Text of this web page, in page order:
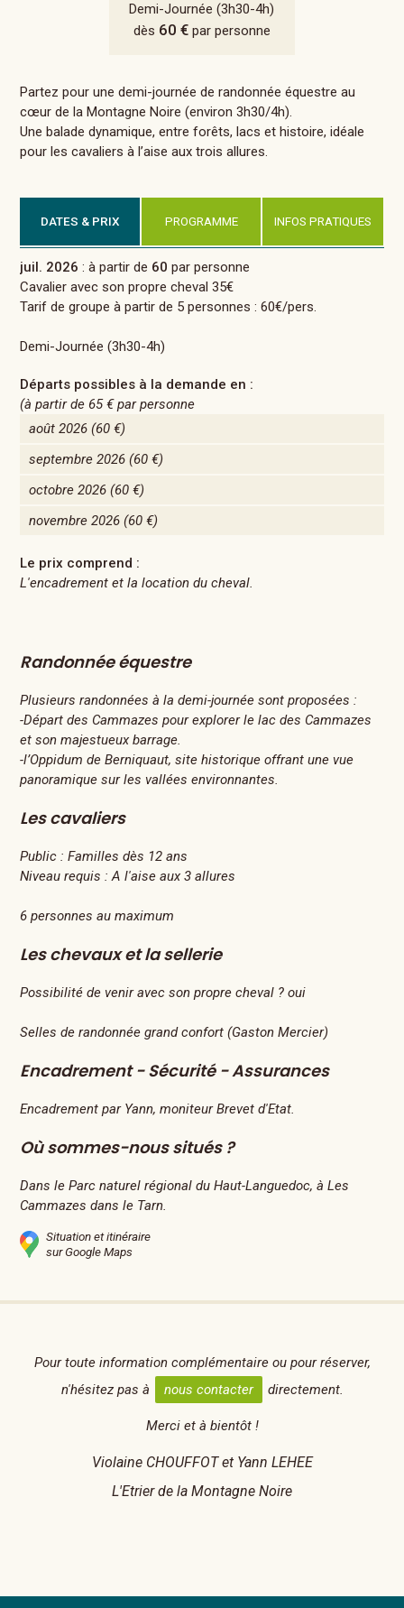
Demi-Journée (3h30-4h)
dès 60 €par personne
Partez pour une demi-journée de randonnée équestre au
cœur de la Montagne Noire (environ 3h30/4h).
Une balade dynamique, entre forêts, lacs et histoire, idéale
pour les cavaliers à l’aise aux trois allures.
DATES & PRIX PROGRAMME INFOS PRATIQUES
juil. 2026 : à partir de 60 par personne
Cavalier avec son propre cheval 35€
Tarif de groupe à partir de 5 personnes : 60€/pers.
Demi-Journée (3h30-4h)
Départs possibles à la demande en :
(à partir de 65 €par personne
août 2026 (60 €)
septembre 2026 (60 €)
octobre 2026 (60 €)
novembre 2026 (60 €)
Le prix comprend :
L'encadrement et la location du cheval.
Randonnée équestre
Plusieurs randonnées à la demi-journée sont proposées :
-Départ des Cammazes pour explorer le lac des Cammazes
et son majestueux barrage.
-l’Oppidum de Berniquaut, site historique offrant une vue
panoramique sur les vallées environnantes.
Les cavaliers
Public : Familles dès 12 ans
Niveau requis : A l'aise aux 3 allures
6 personnes au maximum
Les chevaux et la sellerie
Possibilité de venir avec son propre cheval ? oui
Selles de randonnée grand confort (Gaston Mercier)
Encadrement - Sécurité - Assurances
Encadrement par Yann, moniteur Brevet d'Etat.
Où sommes-nous situés ?
Dans le Parc naturel régional du Haut-Languedoc, à Les
Cammazes dans le Tarn.
Situation et itinéraire
sur Google Maps
Pour toute information complémentaire ou pour réserver,
n'hésitez pas à
nous contacter directement.
Merci et à bientôt !
Violaine CHOUFFOT et Yann LEHEE
L'Etrier de la Montagne Noire